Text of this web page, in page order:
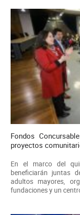
Fondos
proyectos
En el marco del
beneficiarán juntas
adultos mayores,
fundaciones y un